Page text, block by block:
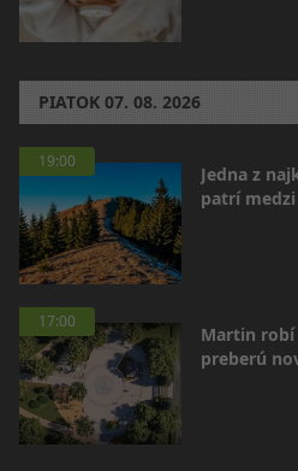
PIATOK 07. 08. 2026
19:00
Jedna z
patrí
17:00
Martin robí
preberú